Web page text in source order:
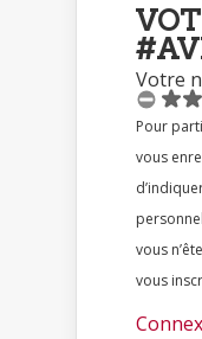
Votre
Pour participer à ce
vous
personnel qui
vous
vous